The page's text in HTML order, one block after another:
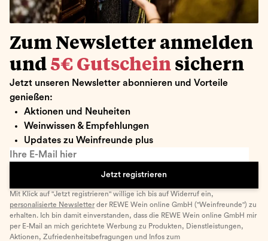
Zum Newsletter anmelden
und 5€ Gutschein sichern
Jetzt unseren Newsletter abonnieren und Vorteile
genießen:
Aktionen und Neuheiten
Weinwissen & Empfehlungen
Updates zu Weinfreunde plus
Ihre E-Mail hier
Jetzt registrieren
Mit Klick auf "Jetzt registrieren" willige ich bis auf Widerruf ein,
personalisierte Newsletter der REWE Wein online GmbH ("Weinfreunde") zu
erhalten. Ich bin damit einverstanden, dass die REWE Wein online GmbH mir
per E-Mail an mich gerichtete Werbung zu Produkten, Dienstleistungen,
Aktionen, Zufriedenheitsbefragungen und Infos zum